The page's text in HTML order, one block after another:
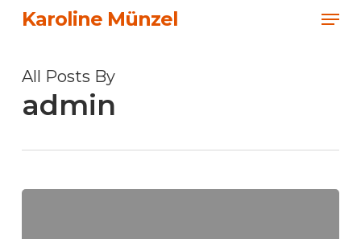
Skip
content
Karoline Münzel
All Posts By
admin